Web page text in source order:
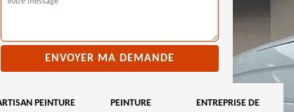
PEINTURE
PEINTURE
ENTREPRISE DE